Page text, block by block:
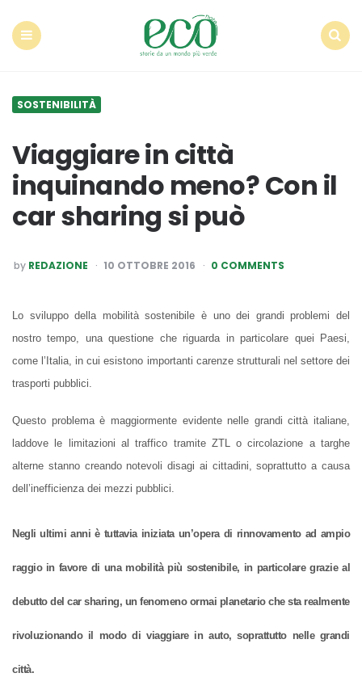
SOSTENIBILITÀ
Viaggiare in città
inquinando meno? Con il
car sharing si può
POSTED
BY
by REDAZIONE 10 OTTOBRE 2016 0 COMMENTS
Lo sviluppo della mobilità sostenibile è uno dei grandi problemi del
nostro tempo, una questione che riguarda in particolare quei Paesi,
come l’Italia, in cui esistono importanti carenze strutturali nel settore dei
trasporti pubblici.
Questo problema è maggiormente evidente nelle grandi città italiane,
laddove le limitazioni al traffico tramite ZTL o circolazione a targhe
alterne stanno creando notevoli disagi ai cittadini, soprattutto a causa
dell’inefficienza dei mezzi pubblici.
Negli ultimi anni è tuttavia iniziata un’opera di rinnovamento ad ampio
raggio in favore di una mobilità più sostenibile, in particolare grazie al
debutto del car sharing, un fenomeno ormai planetario che sta realmente
rivoluzionando il modo di viaggiare in auto, soprattutto nelle grandi
città.